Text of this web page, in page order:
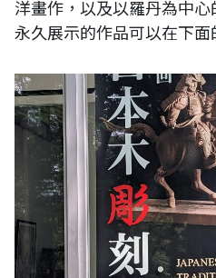
洋畫作，以及以羅丹為中
永久展示的作品可以在下面